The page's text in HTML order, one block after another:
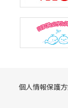
個人情報保護